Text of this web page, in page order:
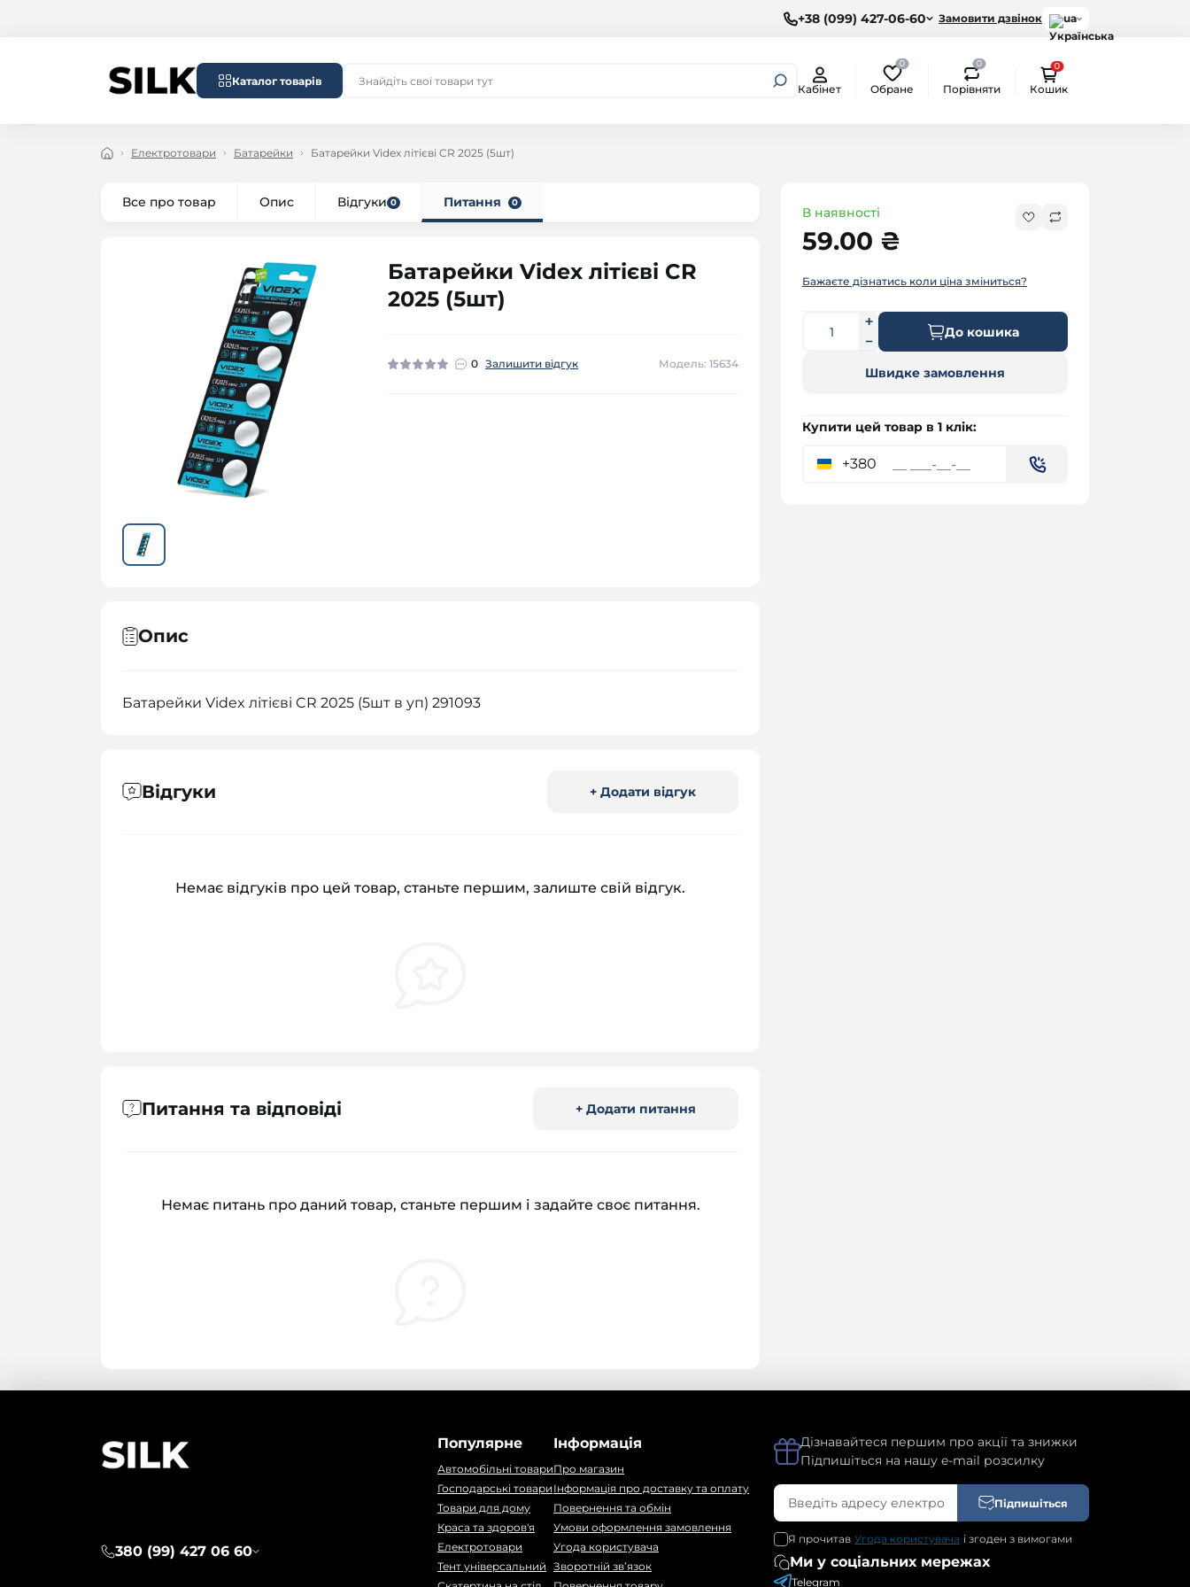
+38 (099) 427-06-60 Замовити дзвінок ua
Каталог товарів
Кабінет
0
Обране
0
Порівняти
0
Кошик
Електротовари Батарейки Батарейки Videx літієві CR 2025 (5шт)
Все про товар Опис Відгуки 0 Питання 0
Батарейки Videx літієві CR
2025 (5шт)
0 Залишити відгук Модель: 15634
В наявності
59.00 ₴
Бажаєте дізнатись коли ціна зміниться?
До кошика
Швидке замовлення
Купити цей товар в 1 клік:
+380
Опис
Батарейки Videx літієві CR 2025 (5шт в уп) 291093
Відгуки + Додати відгук
Немає відгуків про цей товар, станьте першим, залиште свій відгук.
Питання та відповіді + Додати питання
Немає питань про даний товар, станьте першим і задайте своє питання.
380 (99) 427 06 60
Популярне
Автомобільні товари
Господарські товари
Товари для дому
Краса та здоров'я
Електротовари
Тент універсальний
Інформація
Про магазин
Інформація про доставку та оплату
Повернення та обмін
Умови оформлення замовлення
Угода користувача
Зворотній зв’язок
Ми у соціальних мережах
Telegram
Дізнавайтеся першим про акції та знижки
Підпишіться на нашу e-mail розсилку
Підпишіться
Я прочитав Угода користувача і згоден з вимогами